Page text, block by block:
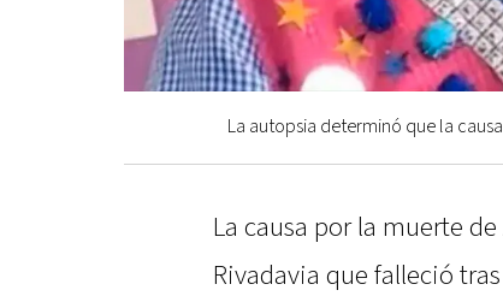
La autopsia determinó que la
La causa por la muerte
Rivadavia que falleció